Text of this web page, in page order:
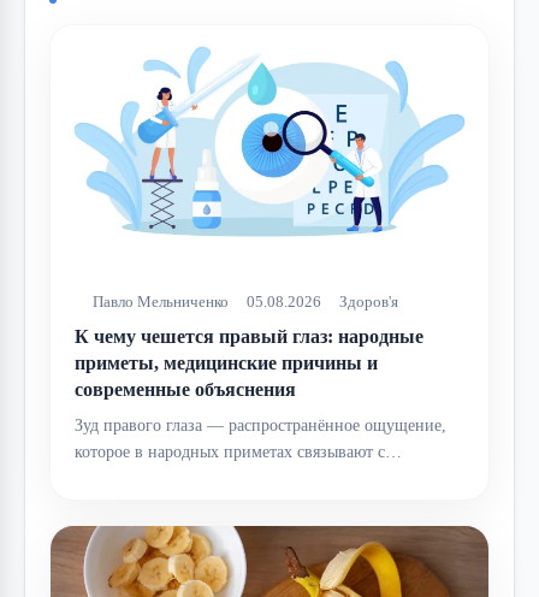
Павло Мельниченко 05.08.2026 Здоров'я
К чему чешется правый глаз: народные
приметы, медицинские причины и
современные объяснения
Зуд правого глаза — распространённое ощущение,
которое в народных приметах связывают с…